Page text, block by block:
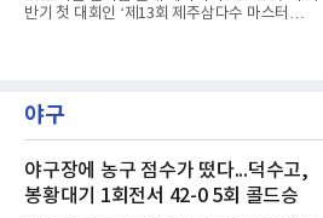
반기 첫 대회인 ‘제13회 제주삼다수 마스터
에서 경기하고 있다.
야구
야구장에 농구 점수가 떴다...덕수고,
봉황대기 1회전서 42-0 5회 콜드승